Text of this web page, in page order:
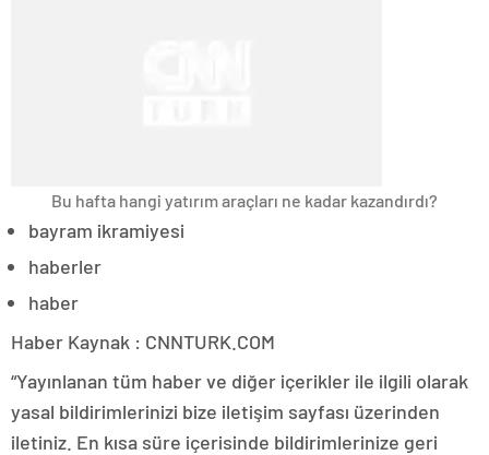
Bu hafta hangi yatırım araçları ne kadar kazandırdı?
bayram ikramiyesi
haberler
haber
Haber Kaynak : CNNTURK.COM
“Yayınlanan tüm haber ve diğer içerikler ile ilgili olarak
yasal bildirimlerinizi bize iletişim sayfası üzerinden
iletiniz. En kısa süre içerisinde bildirimlerinize geri